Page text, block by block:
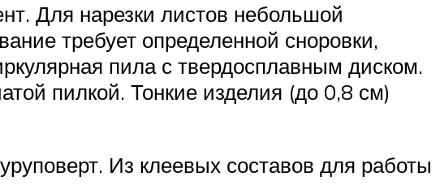
Для нарезки листов небольшой
требует определенной сноровки,
пила с твердосплавным диском.
пилкой. Тонкие изделия (до 0,8 см)
Из клеевых составов для работы